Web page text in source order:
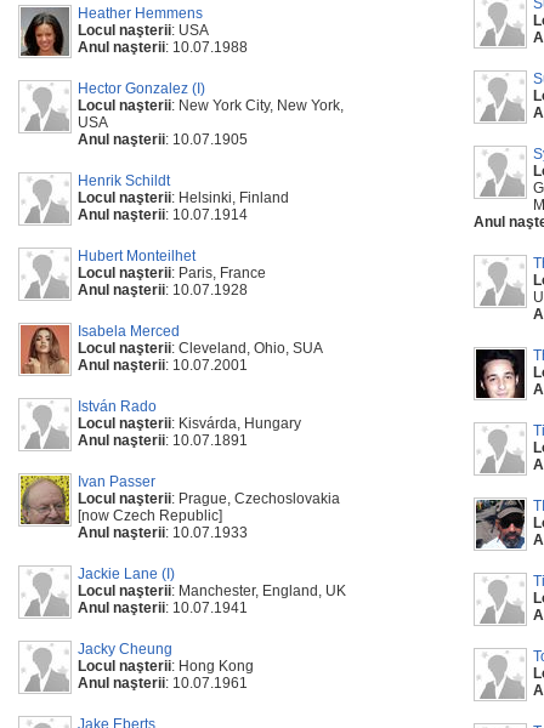
Heather Hemmens
Locul naşterii: USA
Anul naşterii: 10.07.1988
Hector Gonzalez (I)
Locul naşterii: New York City, New York,
USA
Anul naşterii: 10.07.1905
Henrik Schildt
Locul naşterii: Helsinki, Finland
Anul naşterii: 10.07.1914
Hubert Monteilhet
Locul naşterii: Paris, France
Anul naşterii: 10.07.1928
Isabela Merced
Locul naşterii: Cleveland, Ohio, SUA
Anul naşterii: 10.07.2001
István Rado
Locul naşterii: Kisvárda, Hungary
Anul naşterii: 10.07.1891
Ivan Passer
Locul naşterii: Prague, Czechoslovakia
[now Czech Republic]
Anul naşterii: 10.07.1933
Jackie Lane (I)
Locul naşterii: Manchester, England, UK
Anul naşterii: 10.07.1941
Jacky Cheung
Locul naşterii: Hong Kong
Anul naşterii: 10.07.1961
Jake Eberts
Anul